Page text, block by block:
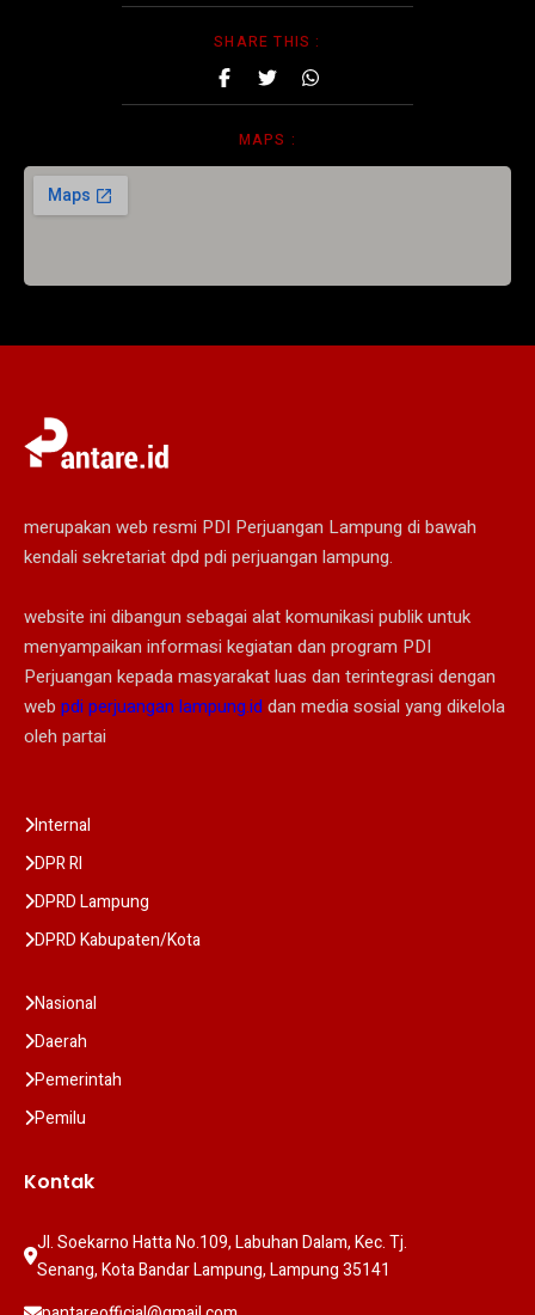
SHARE THIS :
MAPS :
merupakan web resmi PDI Perjuangan Lampung di bawah
kendali sekretariat dpd pdi perjuangan lampung.
website ini dibangun sebagai alat komunikasi publik untuk
menyampaikan informasi kegiatan dan program PDI
Perjuangan kepada masyarakat luas dan terintegrasi dengan
web pdi perjuangan lampung.id dan media sosial yang dikelola
oleh partai
Internal
DPR RI
DPRD Lampung
DPRD Kabupaten/Kota
Nasional
Daerah
Pemerintah
Pemilu
Kontak
Jl. Soekarno Hatta No.109, Labuhan Dalam, Kec. Tj.
Senang, Kota Bandar Lampung, Lampung 35141